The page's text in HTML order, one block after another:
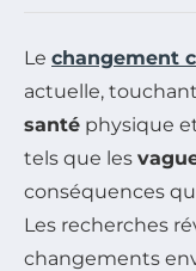
Le changement
actuelle,
santé physique
tels que les
conséquences
Les recherches
changements